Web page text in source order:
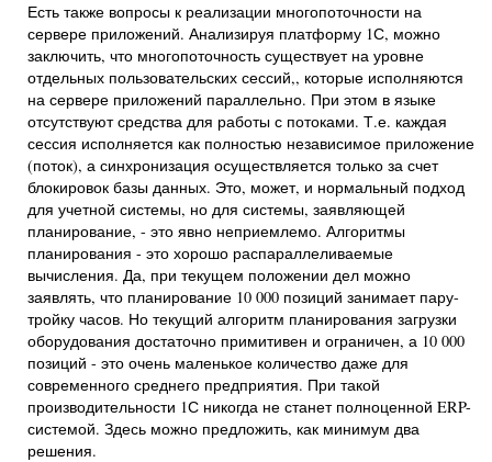
Есть также вопросы к реализации многопоточности на
сервере приложений. Анализируя платформу 1С, можно
заключить, что многопоточность существует на уровне
отдельных пользовательских сессий,, которые исполняются
на сервере приложений параллельно. При этом в языке
отсутствуют средства для работы с потоками. Т.е. каждая
сессия исполняется как полностью независимое приложение
(поток), а синхронизация осуществляется только за счет
блокировок базы данных. Это, может, и нормальный подход
для учетной системы, но для системы, заявляющей
планирование, - это явно неприемлемо. Алгоритмы
планирования - это хорошо распараллеливаемые
вычисления. Да, при текущем положении дел можно
заявлять, что планирование 10 000 позиций занимает пару-
тройку часов. Но текущий алгоритм планирования загрузки
оборудования достаточно примитивен и ограничен, а 10 000
позиций - это очень маленькое количество даже для
современного среднего предприятия. При такой
производительности 1С никогда не станет полноценной ERP-
системой. Здесь можно предложить, как минимум два
решения.